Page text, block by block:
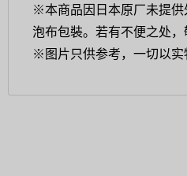
※本商品因日本原厂未提
泡布包裝。若有不便之处
※图片只供参考，一切以实